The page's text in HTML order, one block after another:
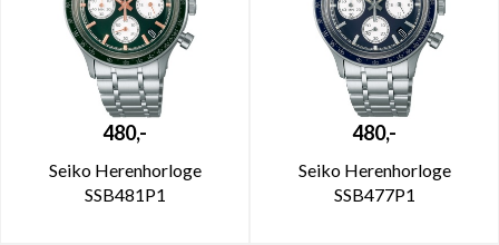
480,-
Seiko Herenhorloge
SSB481P1
480,-
Seiko Herenhorloge
SSB477P1